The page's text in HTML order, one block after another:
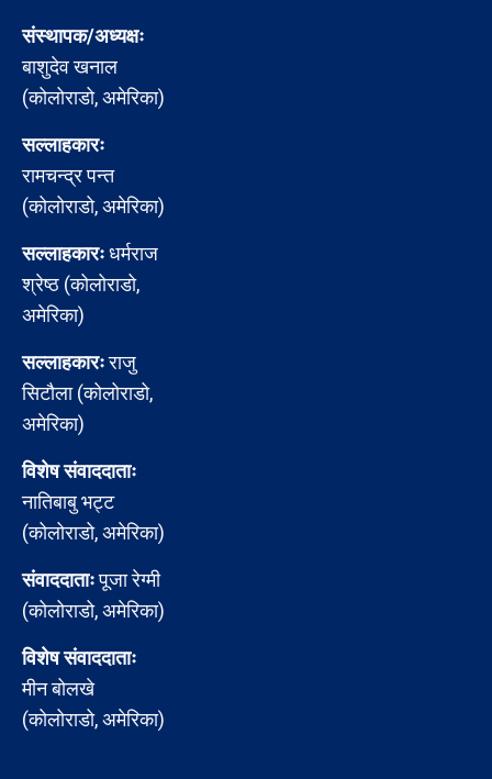
संस्थापक/अध्यक्षः
बाशुदेव खनाल
(कोलोराडो, अमेरिका)
सल्लाहकारः
रामचन्द्र पन्त
(कोलोराडो, अमेरिका)
सल्लाहकारःधर्मराज
श्रेष्ठ (कोलोराडो,
अमेरिका)
सल्लाहकारःराजु
सिटौला (कोलोराडो,
अमेरिका)
विशेष संवाददाताः
नातिबाबु भट्ट
(कोलोराडो, अमेरिका)
संवाददाताःपूजा रेग्मी
(कोलोराडो, अमेरिका)
विशेष संवाददाताः
मीन बोलखे
(कोलोराडो, अमेरिका)